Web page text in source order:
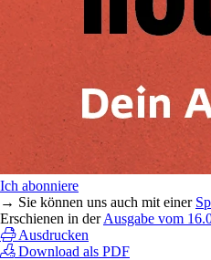
Ich abonniere
→ Sie können uns auch mit einer
Erschienen in derAusgabe vom
Ausdrucken
Download als PDF